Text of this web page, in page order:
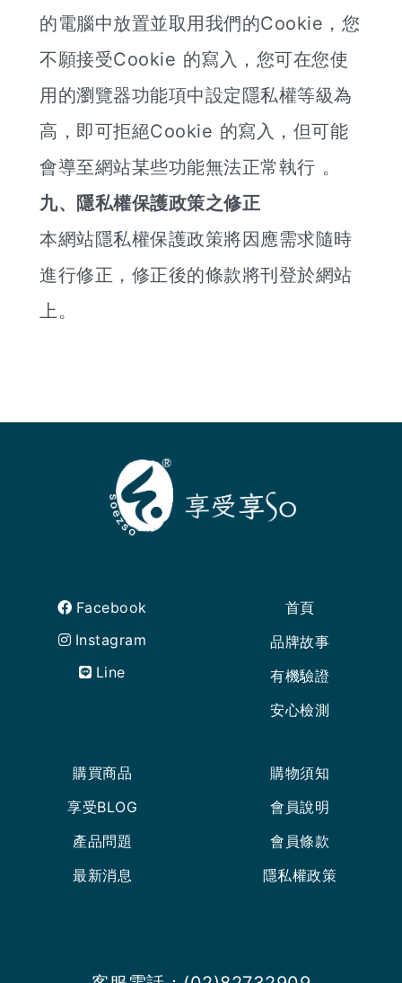
的電腦中放置並取用我們的Cookie，您
不願接受Cookie 的寫入，您可在您使
用的瀏覽器功能項中設定隱私權等級為
高，即可拒絕Cookie 的寫入，但可能
會導至網站某些功能無法正常執行 。
九、隱私權保護政策之修正
本網站隱私權保護政策將因應需求隨時
進行修正，修正後的條款將刊登於網站
上。
Facebook
Instagram
Line
首頁
品牌故事
有機驗證
安心檢測
購買商品
享受BLOG
產品問題
最新消息
購物須知
會員說明
會員條款
隱私權政策